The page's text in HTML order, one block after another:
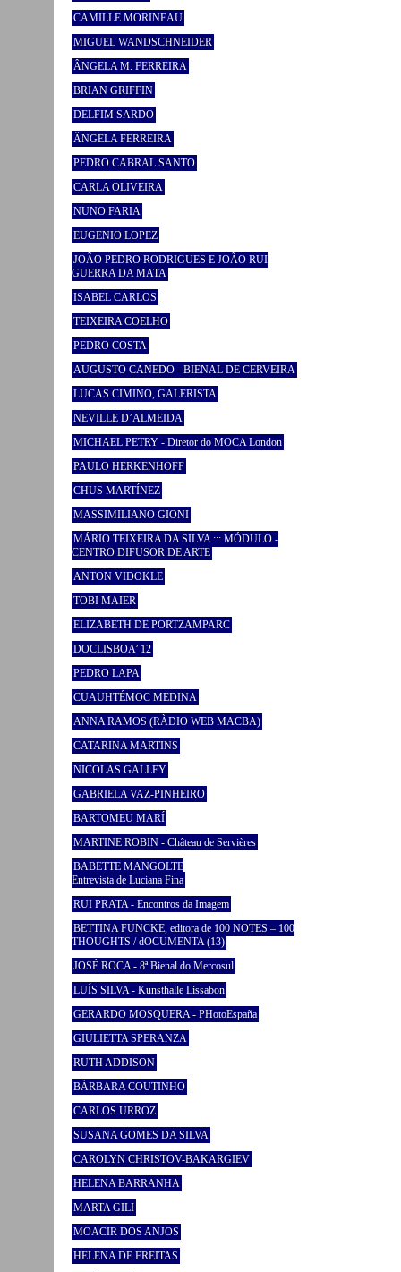
CAMILLE MORINEAU
MIGUEL WANDSCHNEIDER
ÂNGELA M. FERREIRA
BRIAN GRIFFIN
DELFIM SARDO
ÂNGELA FERREIRA
PEDRO CABRAL SANTO
CARLA OLIVEIRA
NUNO FARIA
EUGENIO LOPEZ
JOÃO PEDRO RODRIGUES E JOÃO RUI
GUERRA DA MATA
ISABEL CARLOS
TEIXEIRA COELHO
PEDRO COSTA
AUGUSTO CANEDO - BIENAL DE CERVEIRA
LUCAS CIMINO, GALERISTA
NEVILLE D’ALMEIDA
MICHAEL PETRY - Diretor do MOCA London
PAULO HERKENHOFF
CHUS MARTÍNEZ
MASSIMILIANO GIONI
MÁRIO TEIXEIRA DA SILVA ::: MÓDULO -
CENTRO DIFUSOR DE ARTE
ANTON VIDOKLE
TOBI MAIER
ELIZABETH DE PORTZAMPARC
DOCLISBOA’ 12
PEDRO LAPA
CUAUHTÉMOC MEDINA
ANNA RAMOS (RÀDIO WEB MACBA)
CATARINA MARTINS
NICOLAS GALLEY
GABRIELA VAZ-PINHEIRO
BARTOMEU MARÍ
MARTINE ROBIN - Château de Servières
BABETTE MANGOLTE
Entrevista de Luciana Fina
RUI PRATA - Encontros da Imagem
BETTINA FUNCKE, editora de 100 NOTES – 100
THOUGHTS / dOCUMENTA (13)
JOSÉ ROCA - 8ª Bienal do Mercosul
LUÍS SILVA - Kunsthalle Lissabon
GERARDO MOSQUERA - PHotoEspaña
GIULIETTA SPERANZA
RUTH ADDISON
BÁRBARA COUTINHO
CARLOS URROZ
SUSANA GOMES DA SILVA
CAROLYN CHRISTOV-BAKARGIEV
HELENA BARRANHA
MARTA GILI
MOACIR DOS ANJOS
HELENA DE FREITAS